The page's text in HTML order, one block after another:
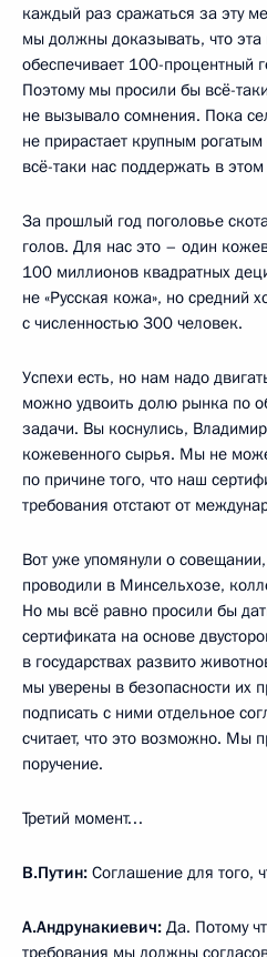
каждый раз сражаться за эту
мы должны доказывать, что
обеспечивает 100-процентный
Поэтому мы просили бы всё-
не вызывало сомнения. Пока
не прирастает крупным
всё-таки нас поддержать в
За прошлый год поголовье
голов. Для нас это – один
100 миллионов квадратных
не «Русская кожа», но средний
с численностью 300 человек.
Успехи есть, но нам надо
можно удвоить долю рынка по
задачи. Вы коснулись,
кожевенного сырья. Мы не
по причине того, что наш
требования отстают от
Вот уже упомянули о
проводили в Минсельхозе,
Но мы всё равно просили бы
сертификата на основе
в государствах развито
мы уверены в безопасности их
подписать с ними отдельное
считает, что это возможно. Мы
поручение.
Третий момент…
В.Путин: Соглашение для того,
А.Андрунакиевич: Да. Потому
требования мы должны